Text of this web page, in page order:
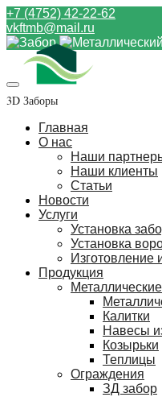
+7 (4752) 42-22-62
vkftmb@mail.ru
3D Заборы
Главная
О нас
Наши
Наши клиенты
Статьи
Новости
Услуги
Установка
Установка
Изготовление
Продукция
Калитки
Навесы
Козырьки
Теплицы
Ограждения
ЗД забор